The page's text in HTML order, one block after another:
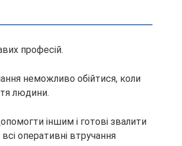
професій.
неможливо обійтися, коли
людини.
іншим і готові звалити
оперативні втручання